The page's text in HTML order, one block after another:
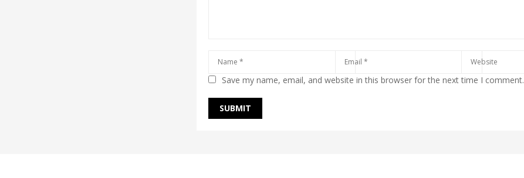
Save my name, email, and website in this browser for the next time I comment.